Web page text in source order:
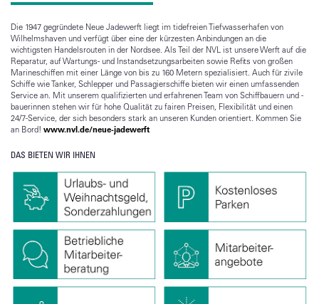
Die 1947 gegründete Neue Jadewerft liegt im tidefreien Tiefwasserhafen von
Wilhelmshaven und verfügt über eine der kürzesten Anbindungen an die
wichtigsten Handelsrouten in der Nordsee. Als Teil der NVL ist unsere Werft auf die
Reparatur, auf Wartungs- und Instandsetzungsarbeiten sowie Refits von großen
Marineschiffen mit einer Länge von bis zu 160 Metern spezialisiert. Auch für zivile
Schiffe wie Tanker, Schlepper und Passagierschiffe bieten wir einen umfassenden
Service an. Mit unserem qualifizierten und erfahrenen Team von Schiffbauern und -
bauerinnen stehen wir für hohe Qualität zu fairen Preisen, Flexibilität und einen
24/7-Service, der sich besonders stark an unseren Kunden orientiert. Kommen Sie
an Bord! www.nvl.de/neue-jadewerft
DAS BIETEN WIR IHNEN